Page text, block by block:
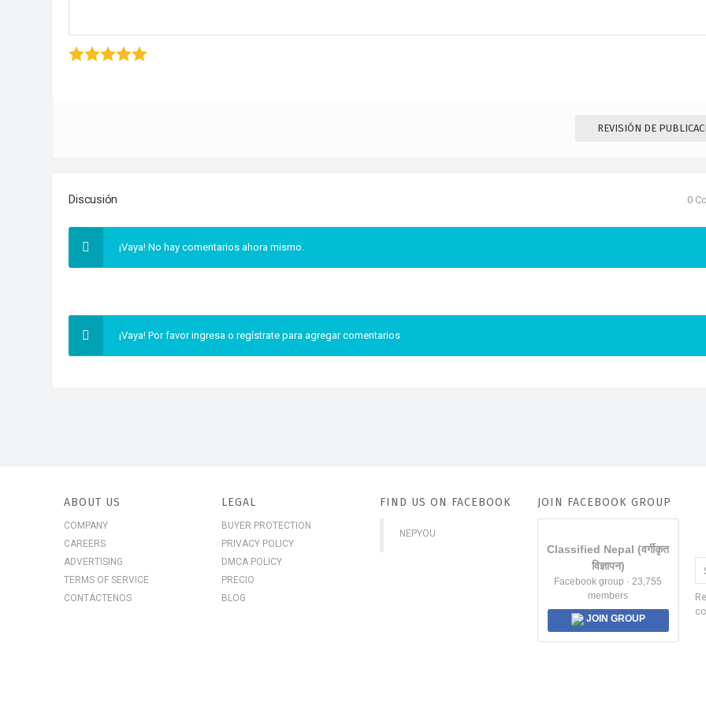
REVISIÓN DE
Discusión 0
¡Vaya! No hay comentarios ahora mismo.
¡Vaya! Por favor ingresa o regístrate para agregar comentarios
ABOUT US
COMPANY
CAREERS
ADVERTISING
TERMS OF SERVICE
CONTÁCTENOS
LEGAL
BUYER PROTECTION
PRIVACY POLICY
DMCA POLICY
PRECIO
BLOG
FIND US ON FACEBOOK
NEPYOU
JOIN FACEBOOK GROUP
Classified Nepal (वर्गीकृत
विज्ञापन)
Facebook group · 23,755
members
JOIN GROUP